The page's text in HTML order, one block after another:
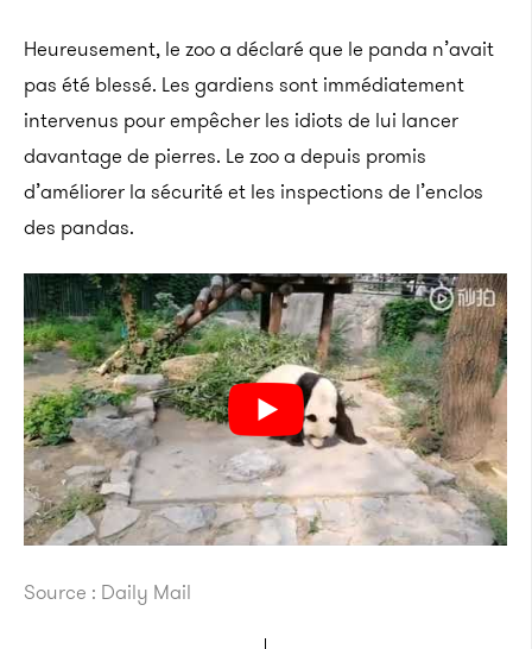
Heureusement, le zoo a déclaré que le panda n’avait
pas été blessé. Les gardiens sont immédiatement
intervenus pour empêcher les idiots de lui lancer
davantage de pierres. Le zoo a depuis promis
d’améliorer la sécurité et les inspections de l’enclos
des pandas.
Source : Daily Mail